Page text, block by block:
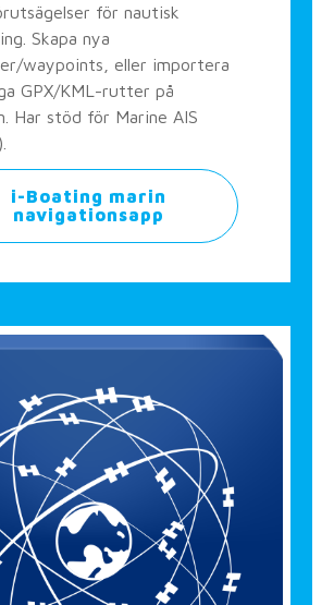
för nautisk
Skapa nya
waypoints, eller importera
GPX/KML-rutter på
Har stöd för Marine AIS
i-Boating marin
navigationsapp